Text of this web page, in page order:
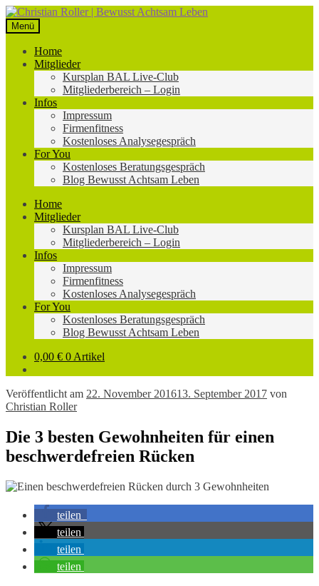
Zur
Navigation
springen
Zum
Inhalt
springen
Menü
Home
Mitglieder
Kursplan BAL Live-Club
Mitgliederbereich – Login
Infos
Impressum
Firmenfitness
Kostenloses Analysegespräch
For You
Kostenloses Beratungsgespräch
Blog Bewusst Achtsam Leben
Home
Mitglieder
Kursplan BAL Live-Club
Mitgliederbereich – Login
Infos
Impressum
Firmenfitness
Kostenloses Analysegespräch
For You
Kostenloses Beratungsgespräch
Blog Bewusst Achtsam Leben
0,00 € 0 Artikel
Veröffentlicht am 22. November 201613. September 2017 von
Christian Roller
Die 3 besten Gewohnheiten für einen
beschwerdefreien Rücken
teilen
teilen
teilen
teilen